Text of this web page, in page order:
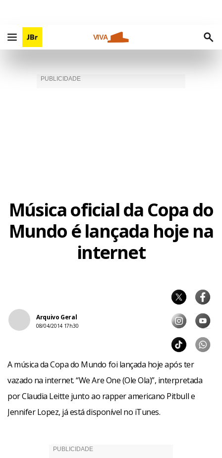
VIVA
Música oficial da Copa do
Mundo é lançada hoje na
internet
Arquivo Geral
08/04/2014 17h30
A música da Copa do Mundo foi lançada hoje após ter
vazado na internet. “We Are One (Ole Ola)”, interpretada
por Claudia Leitte junto ao rapper americano Pitbull e
Jennifer Lopez, já está disponível no iTunes.